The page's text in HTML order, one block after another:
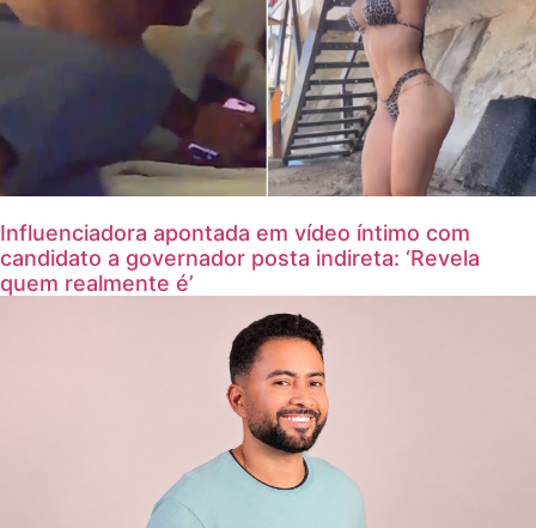
Influenciadora apontada em vídeo íntimo com
candidato a governador posta indireta: ‘Revela
quem realmente é’